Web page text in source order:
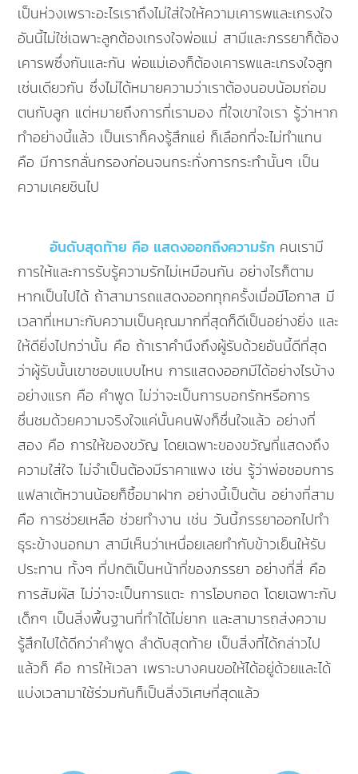
เป็นห่วงเพราะอะไรเราถึงไม่ใส่ใจให้ความเคารพและเกรงใจ
อันนี้ไม่ใช่เฉพาะลูกต้องเกรงใจพ่อแม่ สามีและภรรยาก็ต้อง
เคารพซึ่งกันและกัน พ่อแม่เองก็ต้องเคารพและเกรงใจลูก
เช่นเดียวกัน ซึ่งไม่ได้หมายความว่าเราต้องนอบน้อมถ่อม
ตนกับลูก แต่หมายถึงการที่เรามอง ที่ใจเขาใจเรา รู้ว่าหาก
ทำอย่างนี้แล้ว เป็นเราก็คงรู้สึกแย่ ก็เลือกที่จะไม่ทำแทน
คือ มีการกลั่นกรองก่อนจนกระทั่งการกระทำนั้นๆ เป็น
ความเคยชินไป
อันดับสุดท้าย คือ แสดงออกถึงความรัก คนเรามี
การให้และการรับรู้ความรักไม่เหมือนกัน อย่างไรก็ตาม
หากเป็นไปได้ ถ้าสามารถแสดงออกทุกครั้งเมื่อมีโอกาส มี
เวลาที่เหมาะกับความเป็นคุณมากที่สุดก็ดีเป็นอย่างยิ่ง และ
ให้ดียิ่งไปกว่านั้น คือ ถ้าเราคำนึงถึงผู้รับด้วยอันนี้ดีที่สุด
ว่าผู้รับนั้นเขาชอบแบบไหน การแสดงออกมีได้อย่างไรบ้าง
อย่างแรก คือ คำพูด ไม่ว่าจะเป็นการบอกรักหรือการ
ชื่นชมด้วยความจริงใจแค่นั้นคนฟังก็ชื่นใจแล้ว อย่างที่
สอง คือ การให้ของขวัญ โดยเฉพาะของขวัญที่แสดงถึง
ความใส่ใจ ไม่จำเป็นต้องมีราคาแพง เช่น รู้ว่าพ่อชอบการ
แฟลาเต้หวานน้อยก็ซื้อมาฝาก อย่างนี้เป็นต้น อย่างที่สาม
คือ การช่วยเหลือ ช่วยทำงาน เช่น วันนี้ภรรยาออกไปทำ
ธุระข้างนอกมา สามีเห็นว่าเหนื่อยเลยทำกับข้าวเย็นให้รับ
ประทาน ทั้งๆ ที่ปกติเป็นหน้าที่ของภรรยา อย่างที่สี่ คือ
การสัมผัส ไม่ว่าจะเป็นการแตะ การโอบกอด โดยเฉพาะกับ
เด็กๆ เป็นสิ่งพื้นฐานที่ทำได้ไม่ยาก และสามารถส่งความ
รู้สึกไปได้ดีกว่าคำพูด ลำดับสุดท้าย เป็นสิ่งที่ได้กล่าวไป
แล้วก็ คือ การให้เวลา เพราะบางคนขอให้ได้อยู่ด้วยและได้
แบ่งเวลามาใช้ร่วมกันก็เป็นสิ่งวิเศษที่สุดแล้ว